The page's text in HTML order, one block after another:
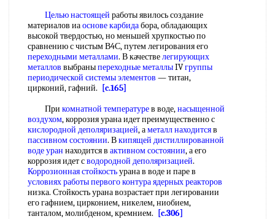
Целью настоящей работы явилось создание
материалов иаоснове карбидабора, обладающих
высокой твердостью, но меньшей хрупкостью по
сравнению с чистым В4С, путем легирования его
переходными металлами. В качествелегирующих
металлов выбраныпереходные металлыIVгруппы
периодической системы элементов — титан,
цирконий, гафний.
[c.165]
При комнатной температурев воде,насыщенной
воздухом, коррозия урана идет преимущественно с
кислородной деполяризацией, аметалл находитсяв
пассивном состоянии. Вкипящей дистиллированной
воде уран находится в активном состоянии, а его
коррозия идет сводородной деполяризацией.
Коррозионная стойкостьурана в воде и паре в
условиях работыпервого контураядерных реакторов
низка. Стойкость урана возрастает при легировании
его гафнием, цирконием, никелем, ниобием,
танталом, молибденом, кремнием.
[c.306]